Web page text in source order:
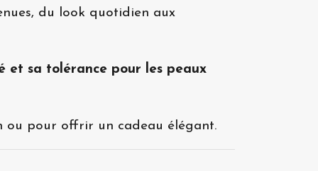
du look quotidien aux
et sa tolérance pour les peaux
pour offrir un cadeau élégant.